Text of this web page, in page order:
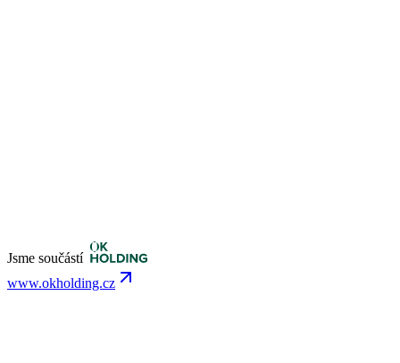
Jsme součástí
www.okholding.cz